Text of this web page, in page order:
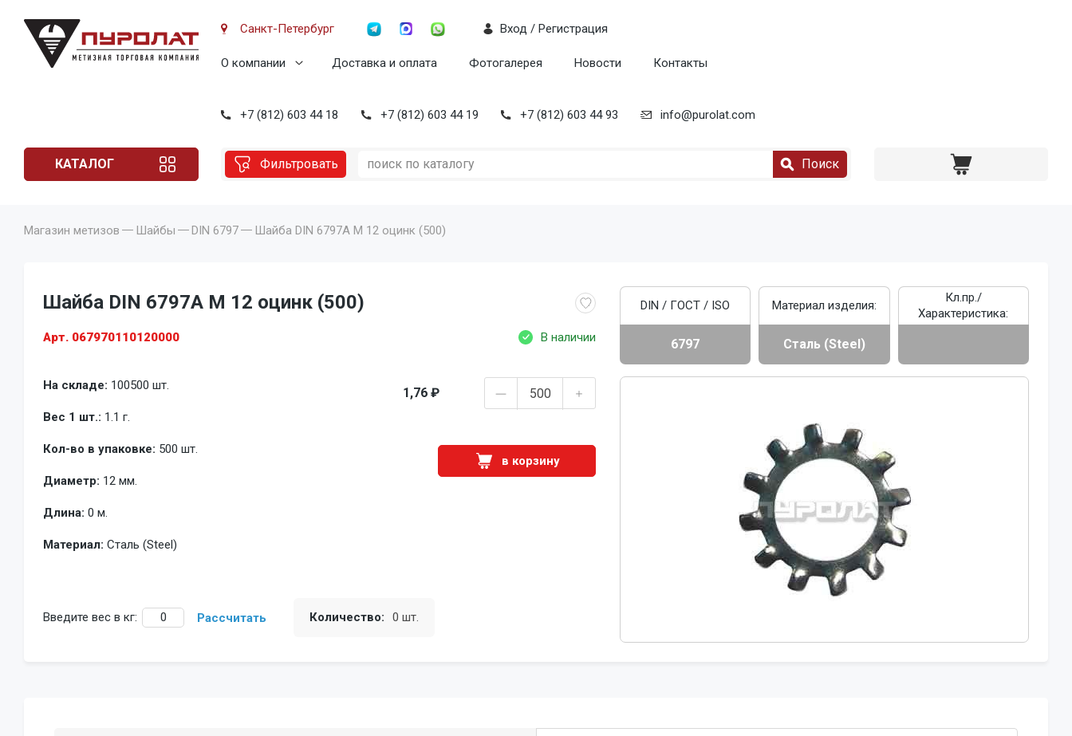
Санкт-Петербург
О компании Доставка и оплата Фотогалерея Новости Контакты
Вход / Регистрация
+7 (812) 603 44 18 +7 (812) 603 44 19 +7 (812) 603 44 93 info@purolat.com
КАТАЛОГ Фильтровать Поиск
Магазин метизов Шайбы DIN 6797 Шайба DIN 6797A M 12 оцинк (500)
Шайба DIN 6797A M 12 оцинк (500)
Арт. 067970110120000 В наличии
На складе: 100500 шт.
Вес 1 шт.: 1.1 г.
Кол-во в упаковке: 500 шт.
Диаметр: 12 мм.
Длина: 0 м.
Материал: Сталь (Steel)
1,76 ₽
в корзину
Введите вес в кг: Рассчитать Количество: 0 шт.
DIN / ГОСТ / ISO
6797
Материал изделия:
Сталь (Steel)
Кл.пр./
Характеристика: